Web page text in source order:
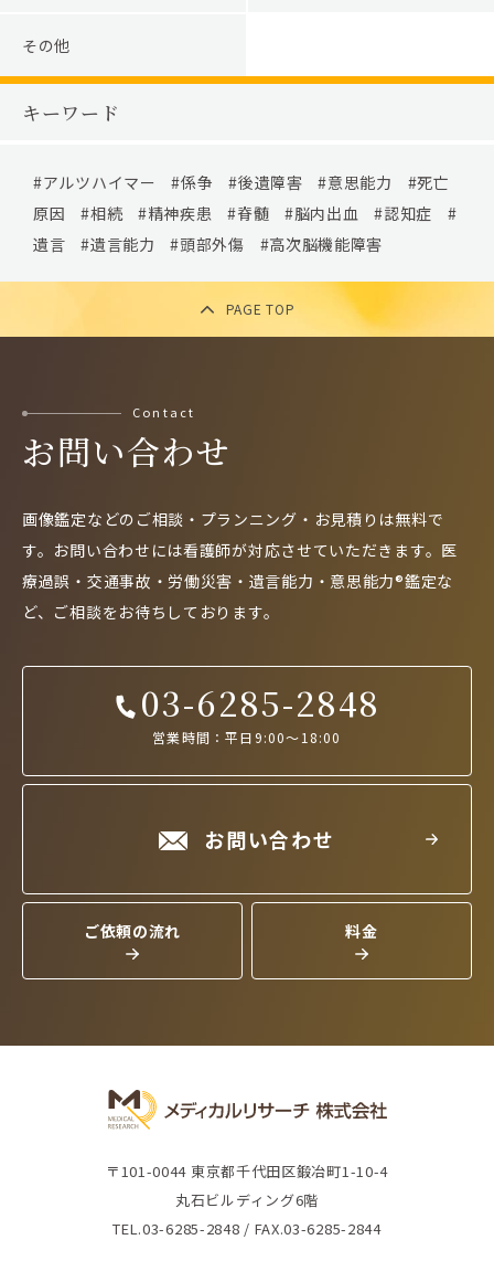
その他
キーワード
アルツハイマー 係争 後遺障害 意思能力
死亡
原因
相続 精神疾患 脊髄 脳内出血
認知症
遺言
遺言能力 頭部外傷 高次脳機能障害
PAGE TOP
Contact
お問い合わせ
画像鑑定などのご相談・プランニング・お見積りは無料で
す。 お問い合わせには看護師が対応させていただきます。 医
療過誤・交通事故・労働災害・遺言能力・意思能力®鑑定な
ど、 ご相談をお待ちしております。
03-6285-2848
営業時間：平日9:00～18:00
お問い合わせ
ご依頼の流れ 料金
〒101-0044 東京都千代田区鍛冶町1-10-4
丸石ビルディング6階
TEL.03-6285-2848 / FAX.03-6285-2844